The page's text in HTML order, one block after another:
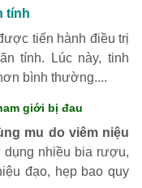
tính
tiến hành điều trị
tính. Lúc này, tinh
bình thường....
giới bị đau
mu do viêm niệu
nhiều bia rượu,
đạo, hẹp bao quy